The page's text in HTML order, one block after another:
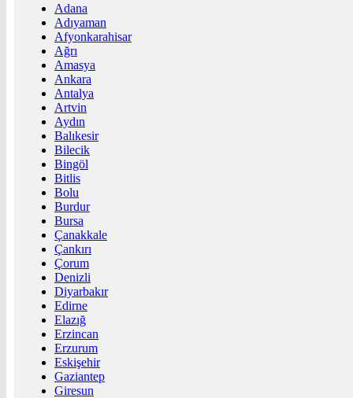
Adana
Adıyaman
Afyonkarahisar
Ağrı
Amasya
Ankara
Antalya
Artvin
Aydın
Balıkesir
Bilecik
Bingöl
Bitlis
Bolu
Burdur
Bursa
Çanakkale
Çankırı
Çorum
Denizli
Diyarbakır
Edirne
Elazığ
Erzincan
Erzurum
Eskişehir
Gaziantep
Giresun